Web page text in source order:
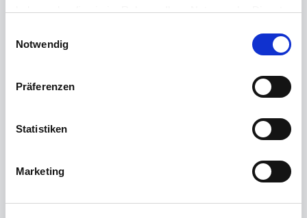
haben oder die sie im Rahmen Ihrer Nutzung der Dienste
Notwendig
Präferenzen
Statistiken
Marketing
zu den Details